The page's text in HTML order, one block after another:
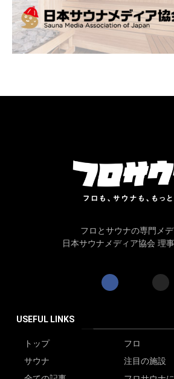
フロとサウナの専門メ
日本サウナメディア協会 理
USEFUL LINKS
トップ
フロ
サウナ
注目の施設